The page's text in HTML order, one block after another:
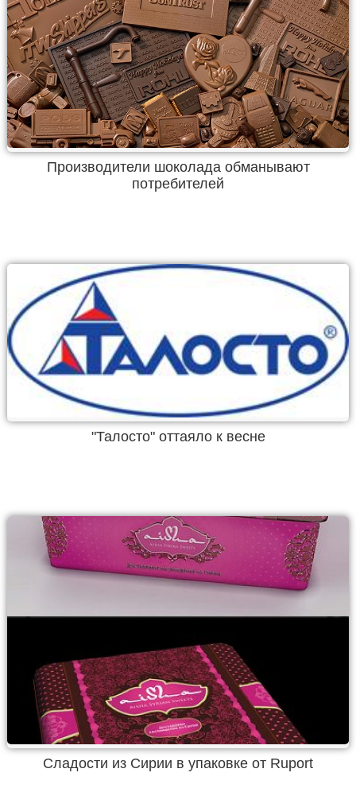
Производители шоколада обманывают
потребителей
"Талосто" оттаяло к весне
Сладости из Сирии в упаковке от Ruport